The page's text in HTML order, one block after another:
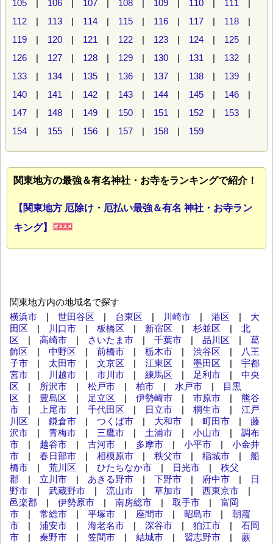
105 | 106 | 107 | 108 | 109 | 110 | 111 |
112 | 113 | 114 | 115 | 116 | 117 | 118 |
119 | 120 | 121 | 122 | 123 | 124 | 125 |
126 | 127 | 128 | 129 | 130 | 131 | 132 |
133 | 134 | 135 | 136 | 137 | 138 | 139 |
140 | 141 | 142 | 143 | 144 | 145 | 146 |
147 | 148 | 149 | 150 | 151 | 152 | 153 |
154 | 155 | 156 | 157 | 158 | 159
関東地方の最強＆有名神社・お寺をランキングで紹介！
【関東地方 厄除け・厄払い最強＆有名 神社・お寺ラン
キング】
関東地方内の地域名で探す
横浜市 | 世田谷区 | 台東区 | 川崎市 | 港区 | 大
田区 | 川口市 | 板橋区 | 新宿区 | 杉並区 | 北
区 | 高崎市 | さいたま市 | 千葉市 | 品川区 | 葛
飾区 | 中野区 | 前橋市 | 栃木市 | 渋谷区 |
八王
子市 | 太田市 | 文京区 | 江東区 | 墨田区 | 宇都
宮市 | 川越市 | 市川市 | 練馬区 | 足利市 | 中央
区 | 所沢市 | 松戸市 | 柏市 | 水戸市 |
目黒
区 | 豊島区 | 足立区 | 伊勢崎市 | 市原市 | 熊谷
市 | 上尾市 | 千代田区 | 日立市 | 桐生市 | 江戸
川区 | 鎌倉市 | つくば市 | 大和市 | 町田市 | 藤
沢市 | 青梅市 | 三鷹市 | 土浦市 | 小山市 | 調布
市 | 越谷市 | 古河市 | 多摩市 | 小平市 | 小金井
市 | 春日部市 | 相模原市 | 秩父市 | 稲城市 | 船
橋市 | 荒川区 | ひたちなか市 | 日光市 | 秩父
郡 | 立川市 | あきる野市 | 下野市 | 府中市 |
日
野市 | 武蔵野市 | 流山市 | 草加市 | 西東京市 |
邑楽郡 | 伊勢原市 | 南房総市 | 取手市 | 富岡
市 | 常総市 | 平塚市 | 座間市 | 昭島市 | 朝霞
市 | 浦安市 | 海老名市 | 深谷市 | 狛江市 | 石岡
市 | 秦野市 | 笠間市 | 結城市 | 習志野市 | 蕨